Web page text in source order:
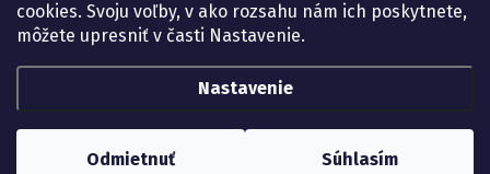
cookies. Svoju voľby, v ako rozsahu nám ich poskytnete,
môžete upresniť v časti Nastavenie.
Nastavenie
Odmietnuť Súhlasím
lekarenadonai/
Upraviť nastavenie cookies